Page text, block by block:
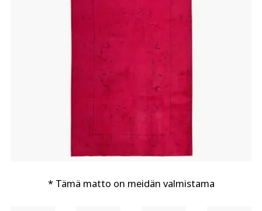
* Tämä matto on meidän valmistama